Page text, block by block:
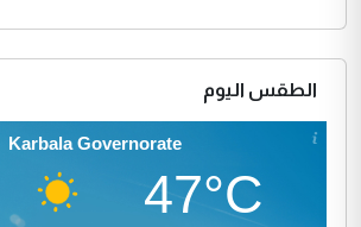
الطقس اليوم
Karbala Governorate
47°C